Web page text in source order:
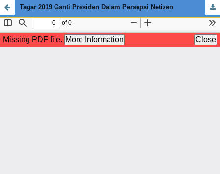
Tagar 2019 Ganti Presiden Dalam Persepsi Netizen